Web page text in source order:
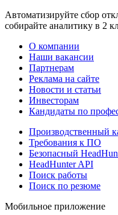
Автоматизируйте сбор
собирайте аналитику в 2
О компании
Наши вакансии
Партнерам
Реклама на сайте
Новости и статьи
Инвесторам
Кандидаты по
Производственный
Требования к ПО
Безопасный
HeadHunter API
Поиск работы
Поиск по резюме
Мобильное приложение